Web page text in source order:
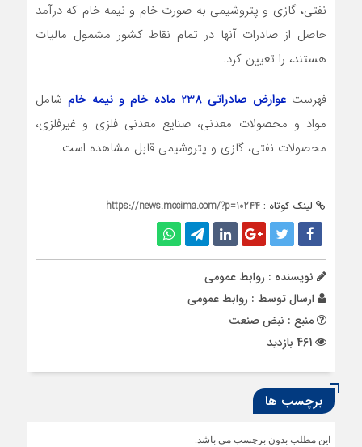
نفتی، گازی و پتروشیمی به صورت خام و نیمه خام که درآمد
حاصل از صادرات آنها در تمام نقاط کشور مشمول مالیات
هستند، را تعیین کرد.
فهرستعوارض صادراتی 238 ماده خام و نیمه خام
شامل
مواد و محصولات معدنی، صنایع معدنی فلزی و غیرفلزی،
محصولات نفتی، گازی و پتروشیمی قابل مشاهده است.
لینک کوتاه : https://news.mccima.com/?p=10244
نویسنده : روابط عمومی
ارسال توسط : روابط عمومی
منبع : نبض صنعت
برچسب ها
این مطلب بدون برچسب می باشد.